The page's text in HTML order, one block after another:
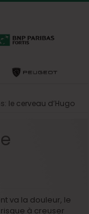
le cerveau d’Hugo
va la douleur, le
à creuser